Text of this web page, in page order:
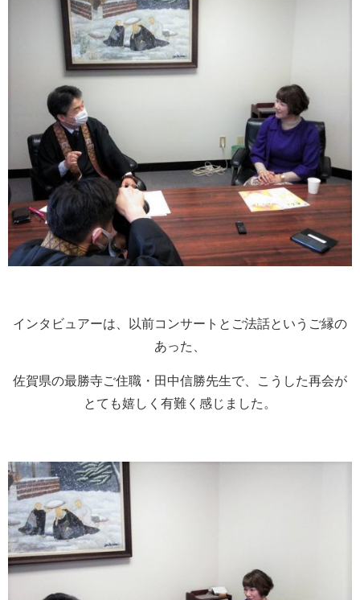
インタビュアーは、以前コンサートとご法話というご縁の
あった、
佐賀県の最勝寺ご住職・田中信勝先生で、こうした再会が
とても嬉しく有難く感じました。